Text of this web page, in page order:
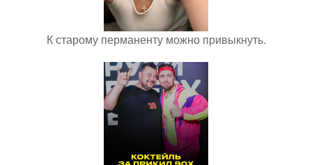
К старому перманенту можно привыкнуть.